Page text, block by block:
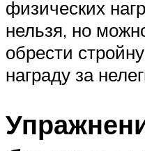
физических
нельзя, но
обрести
награду за